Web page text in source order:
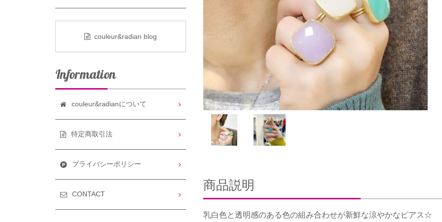
商品説明
乳白色と透明感のある色の組み合わせが新鮮な涼やかなピアス☆
couleur&radian blog
Information
couleur&radianについて
特定商取引法
プライバシーポリシー
CONTACT